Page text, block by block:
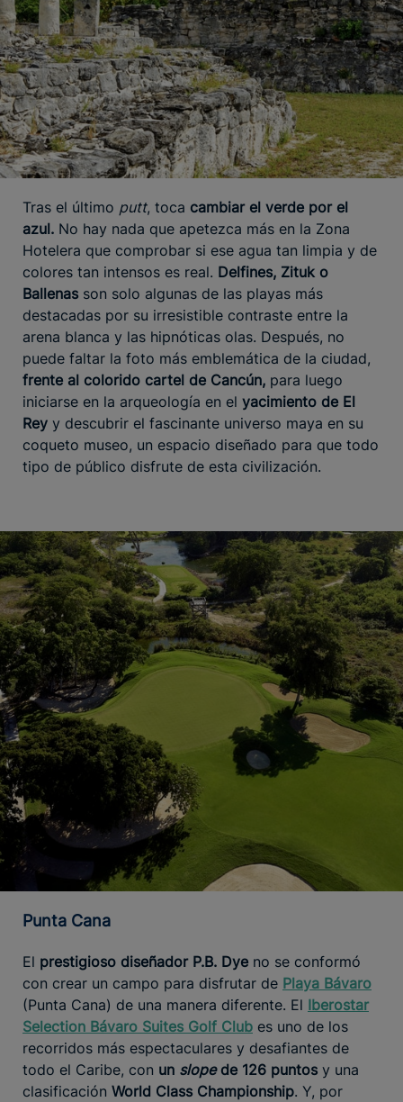
Tras el último putt, toca cambiar el verde por el
azul. No hay nada que apetezca más en la Zona
Hotelera que comprobar si ese agua tan limpia y de
colores tan intensos es real. Delfines, Zituk o
Ballenas son solo algunas de las playas más
destacadas por su irresistible contraste entre la
arena blanca y las hipnóticas olas. Después, no
puede faltar la foto más emblemática de la ciudad,
frente al colorido cartel de Cancún, para luego
iniciarse en la arqueología en el yacimiento de El
Rey y descubrir el fascinante universo maya en su
coqueto museo, un espacio diseñado para que todo
tipo de público disfrute de esta civilización.
Punta Cana
El prestigioso diseñador P.B. Dye no se conformó
con crear un campo para disfrutar de Playa Bávaro
(Punta Cana) de una manera diferente. El Iberostar
Selection Bávaro Suites Golf Club es uno de los
recorridos más espectaculares y desafiantes de
todo el Caribe, con un slopede 126 puntos y una
clasificación World Class Championship. Y, por